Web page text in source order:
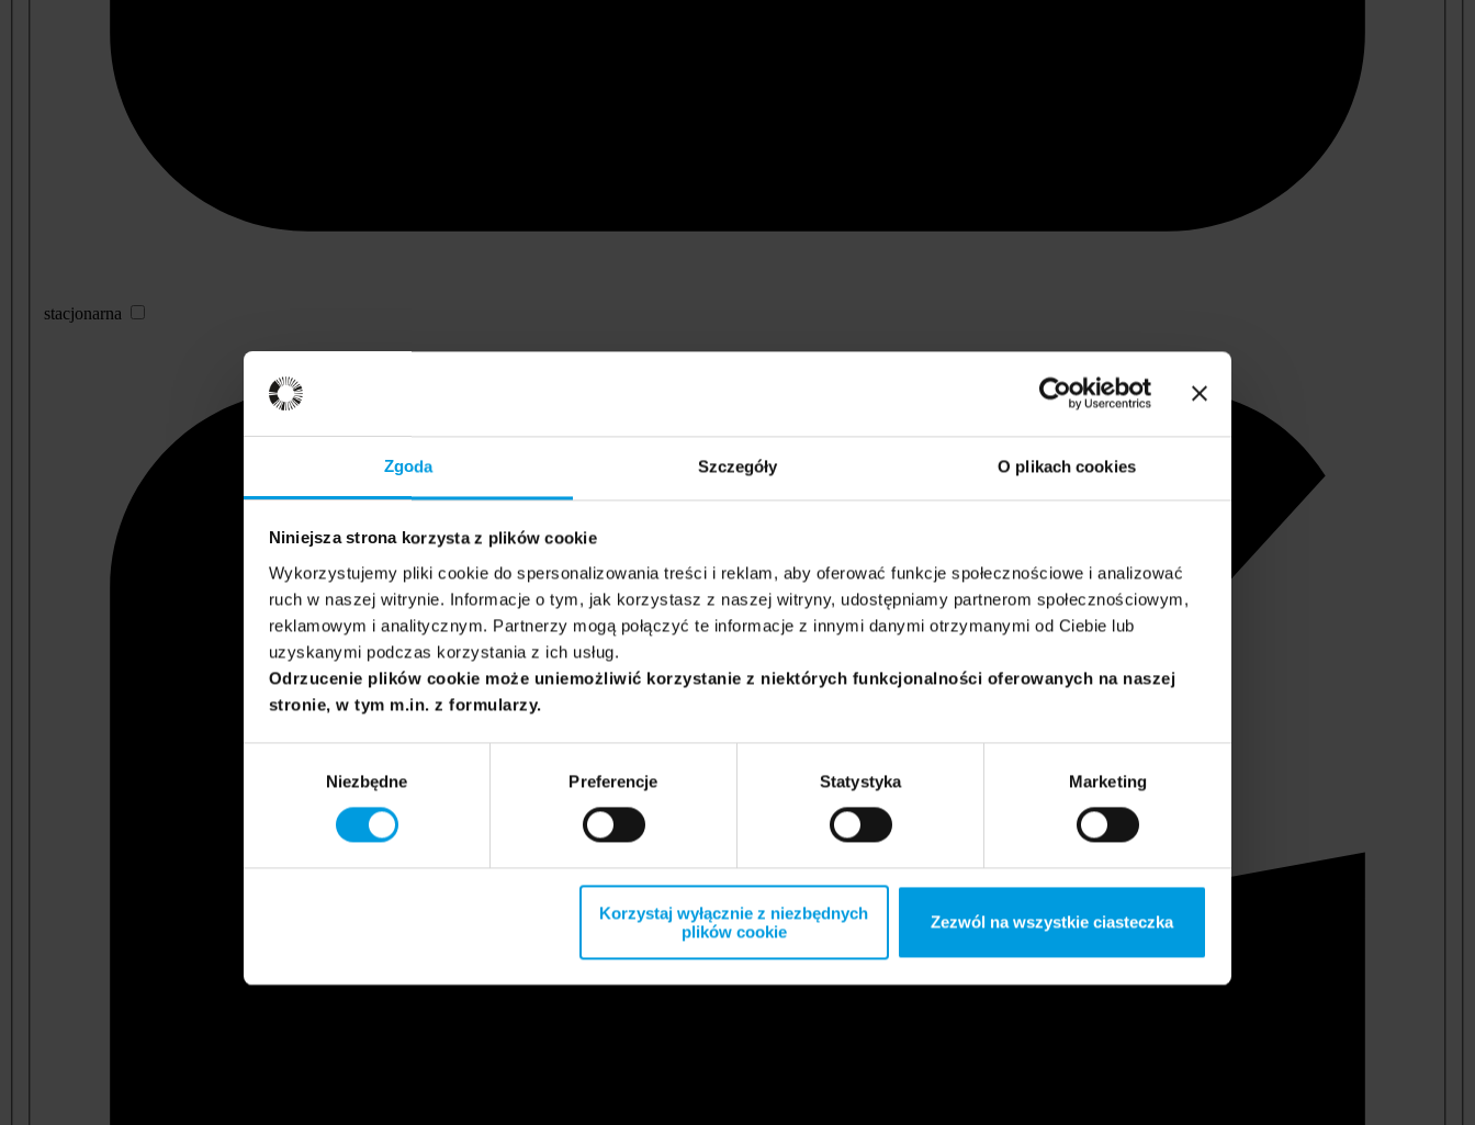
Zgoda Szczegóły O plikach cookies
Niniejsza strona korzysta z plików cookie
Wykorzystujemy pliki cookie do spersonalizowania treści i reklam, aby oferować funkcje społecznościowe i analizować
ruch w naszej witrynie. Informacje o tym, jak korzystasz z naszej witryny, udostępniamy partnerom społecznościowym,
reklamowym i analitycznym. Partnerzy mogą połączyć te informacje z innymi danymi otrzymanymi od Ciebie lub
uzyskanymi podczas korzystania z ich usług.
Odrzucenie plików cookie może uniemożliwić korzystanie z niektórych funkcjonalności oferowanych na naszej
stronie, w tym m.in. z formularzy.
Niezbędne Preferencje Statystyka Marketing
Korzystaj wyłącznie z niezbędnych
plików cookie
Zezwól na wszystkie ciasteczka
stacjonarna